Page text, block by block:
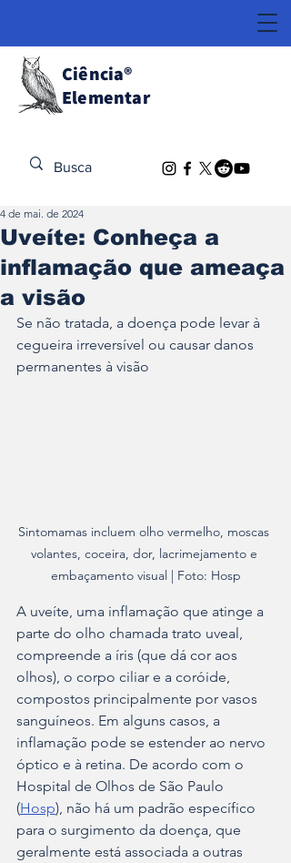
Ciência®
Elementar
Uveíte: Conheça a
inflamação que ameaça
a visão
4 de mai. de 2024
Se não tratada, a doença pode levar à
cegueira irreversível ou causar danos
permanentes à visão
Sintomamas incluem olho vermelho, moscas
volantes, coceira, dor, lacrimejamento e
embaçamento visual | Foto: Hosp
A uveíte, uma inflamação que atinge a
parte do olho chamada trato uveal,
compreende a íris (que dá cor aos
olhos), o corpo ciliar e a coróide,
compostos principalmente por vasos
sanguíneos. Em alguns casos, a
inflamação pode se estender ao nervo
óptico e à retina. De acordo com o
Hospital de Olhos de São Paulo
(Hosp), não há um padrão específico
para o surgimento da doença, que
geralmente está associada a outras